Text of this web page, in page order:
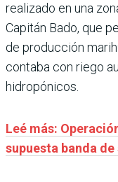
realizado en una
Capitán Bado, que
de producción
contaba con riego
hidropónicos.
Leé más:
supuesta banda